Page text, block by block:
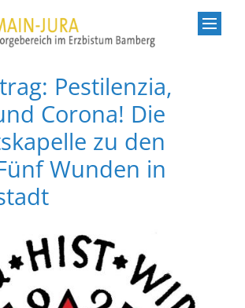
Pestilenzia,
Corona! Die
zu den
Wunden in